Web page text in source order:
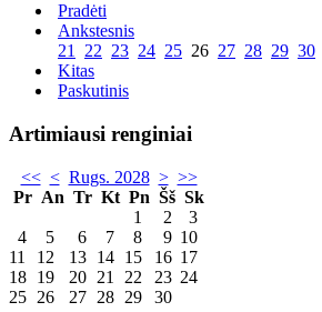
Pradėti
Ankstesnis
21 22 23 24 25 26 27 28 29 30
Kitas
Paskutinis
Artimiausi renginiai
<< < Rugs. 2028 > >>
Pr An Tr Kt Pn Šš Sk
1
2
3
4
5 6 7 8 9 10
11
12 13 14 15 16 17
18 19 20 21 22 23 24
25 26 27 28 29 30